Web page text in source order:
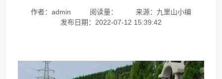
作者：admin 阅读量：
来源：九里山小编
发布日期：2022-07-12 15:39:42